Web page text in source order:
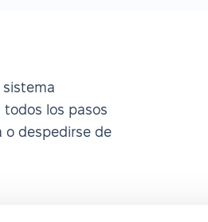
todos los pasos
o despedirse de